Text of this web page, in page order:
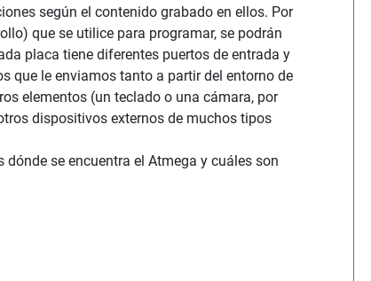
según el contenido grabado en ellos. Por
que se utilice para programar, se podrán
placa tiene diferentes puertos de entrada y
que le enviamos tanto a partir del entorno de
elementos (un teclado o una cámara, por
dispositivos externos de muchos tipos
se encuentra el Atmega y cuáles son